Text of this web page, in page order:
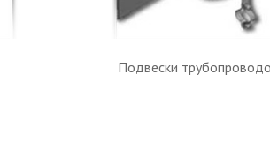
Подвески